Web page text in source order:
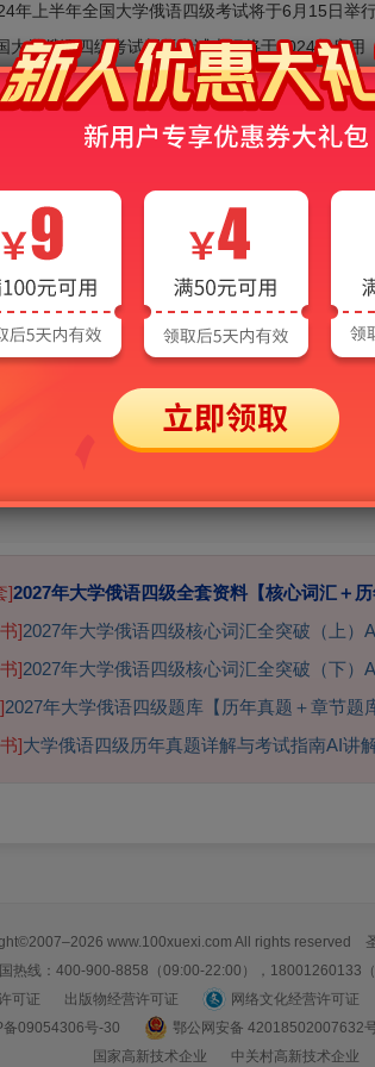
年上半年全国大学俄语四级考试将于6月15日举
大学俄语四级考试新版考试大纲将于2024年启用
年上半年全国大学俄语四级考试考务公告
年上半年大学俄语四级考试时间及报名方式
大学2020年上半年全国大学俄语四级考试延期至
年大学俄语四级考
]2027年大学俄语四级全套资料【核心词汇＋历
]2027年大学俄语四级核心词汇全突破（上）
]2027年大学俄语四级核心词汇全突破（下）
2027年大学俄语四级题库【历年真题＋章节题
]大学俄语四级历年真题详解与考试指南AI讲
www.100xuexi.com All rights reserved
热线：400-900-8858（09:00-22:00），18001260133（
可证
出版物经营许可证 网络文化经营许可证
备09054306号-30
鄂公网安备 42018502007632
国家高新技术企业
中关村高新技术企业